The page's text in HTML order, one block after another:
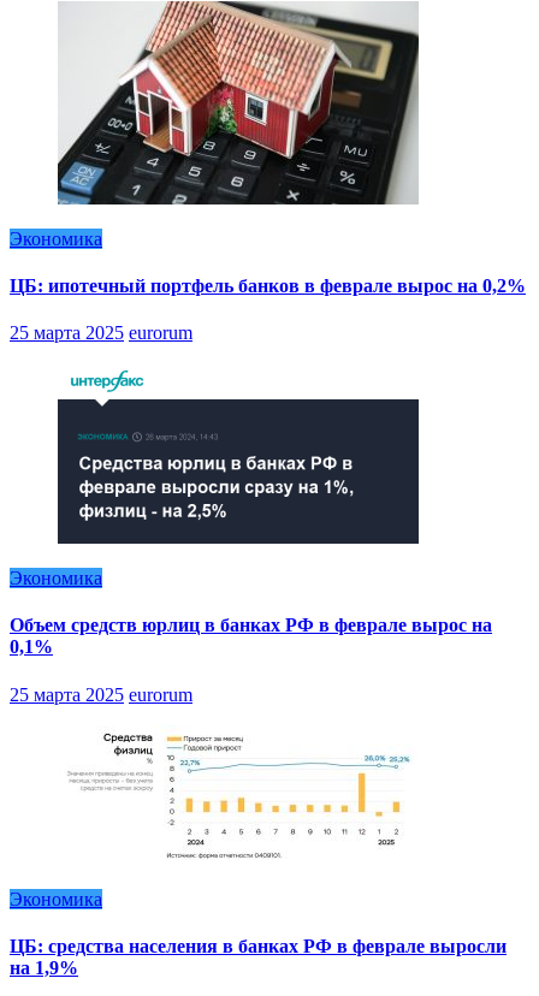
Экономика
ЦБ: ипотечный портфель банков в феврале вырос на 0,2%
25 марта 2025 eurorum
Экономика
Объем средств юрлиц в банках РФ в феврале вырос на
0,1%
25 марта 2025 eurorum
Экономика
ЦБ: средства населения в банках РФ в феврале выросли
на 1,9%